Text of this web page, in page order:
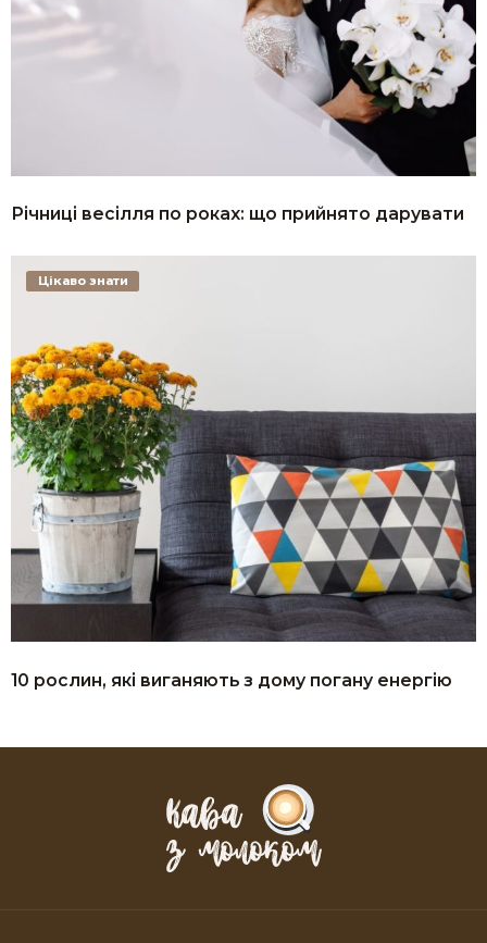
Річниці весілля по роках: що прийнято дарувати
10 рослин, які виганяють з дому погану енергію
Цікаво знати